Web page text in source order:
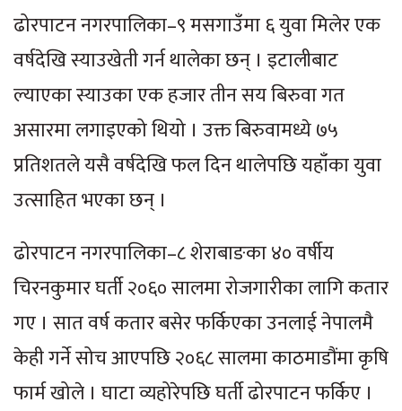
ढोरपाटन नगरपालिका–९ मसगाउँमा ६ युवा मिलेर एक
वर्षदेखि स्याउखेती गर्न थालेका छन् । इटालीबाट
ल्याएका स्याउका एक हजार तीन सय बिरुवा गत
असारमा लगाइएको थियो । उक्त बिरुवामध्ये ७५
प्रतिशतले यसै वर्षदेखि फल दिन थालेपछि यहाँका युवा
उत्साहित भएका छन् ।
ढोरपाटन नगरपालिका–८ शेराबाङका ४० वर्षीय
चिरनकुमार घर्ती २०६० सालमा रोजगारीका लागि कतार
गए । सात वर्ष कतार बसेर फर्किएका उनलाई नेपालमै
केही गर्ने सोच आएपछि २०६८ सालमा काठमाडौंमा कृषि
फार्म खोले । घाटा व्यहोरेपछि घर्ती ढोरपाटन फर्किए ।